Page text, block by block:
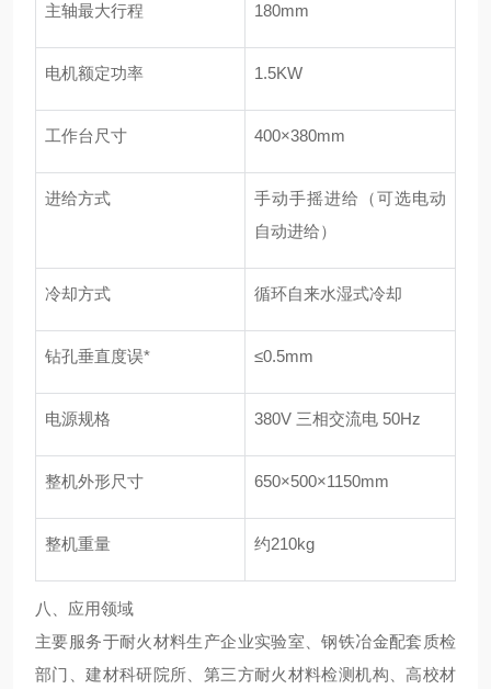
主轴最大行程 180mm
电机额定功率 1.5KW
工作台尺寸 400×380mm
进给方式
手动手摇进给（可选电动
自动进给）
冷却方式 循环自来水湿式冷却
钻孔垂直度误* ≤0.5mm
电源规格 380V 三相交流电 50Hz
整机外形尺寸 650×500×1150mm
整机重量 约210kg
八、 应用领域
主要服务于耐火材料生产企业实验室、钢铁冶金配套质检
部门、建材科研院所、第三方耐火材料检测机构、高校材